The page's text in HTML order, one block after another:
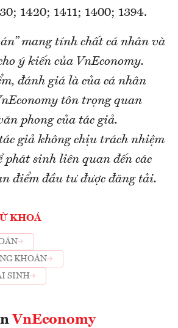
1420; 1411; 1400; 1394.
mang tính chất cá nhân và
ý kiến của VnEconomy.
đánh giá là của cá nhân
tôn trọng quan
phong của tác giả.
giả không chịu trách nhiệm
phát sinh liên quan đến các
điểm đầu tư được đăng tải.
KHOÁ
KHOÁN
SINH
VnEconomy